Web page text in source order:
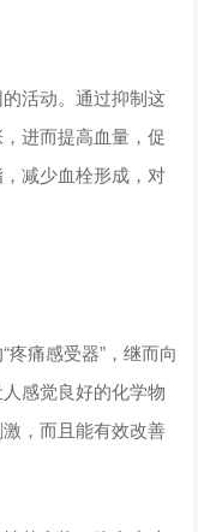
活动。通过抑制这
进而提高血量，促
减少血栓形成，对
痛感受器”，继而向
感觉良好的化学物
，而且能有效改善